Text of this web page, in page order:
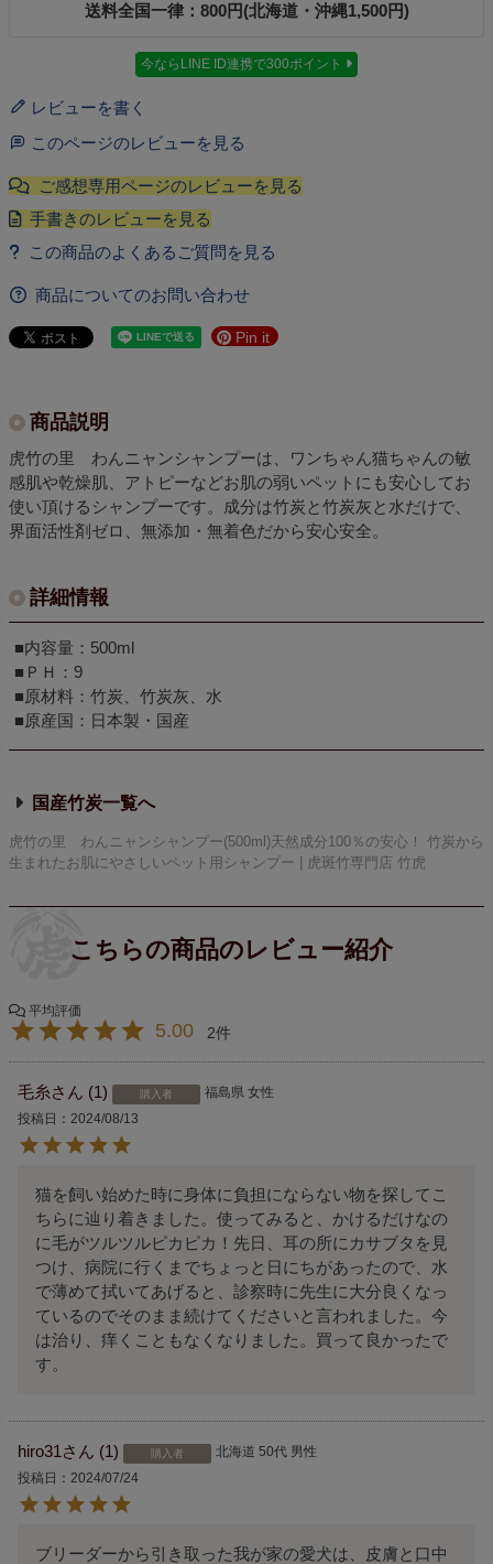
送料全国一律：800円(北海道・沖縄1,500円)
今ならLINE ID連携で300ポイント
レビューを書く
このページのレビューを見る
商品についてのお問い合わせ
Pin it
商品説明
虎竹の里 わんニャンシャンプーは、ワンちゃん猫ちゃんの敏
感肌や乾燥肌、アトピーなどお肌の弱いペットにも安心してお
使い頂けるシャンプーです。成分は竹炭と竹炭灰と水だけで、
界面活性剤ゼロ、無添加・無着色だから安心安全。
詳細情報
■内容量：500ml
■ＰＨ：9
■原材料：竹炭、竹炭灰、水
■原産国：日本製・国産
国産竹炭
虎竹の里 わんニャンシャンプー(500ml)天然成分100％の安心！ 竹炭から
生まれたお肌にやさしいペット用シャンプー | 虎斑竹専門店 竹虎
5.00 2
毛糸 1 購入者 福島県 女性
投稿日
2024/08/13
猫を飼い始めた時に身体に負担にならない物を探してこ
ちらに辿り着きました。使ってみると、かけるだけなの
に毛がツルツルピカピカ！先日、耳の所にカサブタを見
つけ、病院に行くまでちょっと日にちがあったので、水
で薄めて拭いてあげると、診察時に先生に大分良くなっ
ているのでそのまま続けてくださいと言われました。今
は治り、痒くこともなくなりました。買って良かったで
す。
hiro31 1 購入者 北海道 50代 男性
投稿日
2024/07/24
ブリーダーから引き取った我が家の愛犬は、皮膚と口中